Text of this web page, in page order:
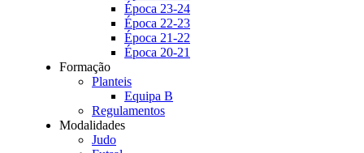
Época 23-24
Época 22-23
Época 21-22
Época 20-21
Formação
Planteis
Equipa B
Regulamentos
Modalidades
Judo